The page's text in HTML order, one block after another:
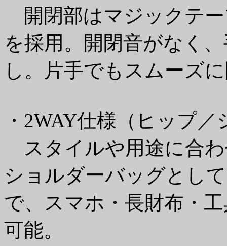
開閉部はマジックテ
を採用。開閉音がなく
し。片手でもスムーズ
・2WAY仕様（ヒップ
スタイルや用途に合
ショルダーバッグとし
で、スマホ・長財布・
可能。